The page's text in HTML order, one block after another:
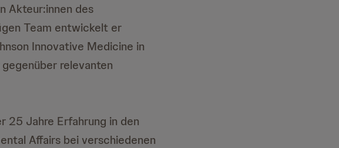
Akteur:innen des
Team entwickelt er
Innovative Medicine in
relevanten
Jahre Erfahrung in den
Affairs bei verschiedenen